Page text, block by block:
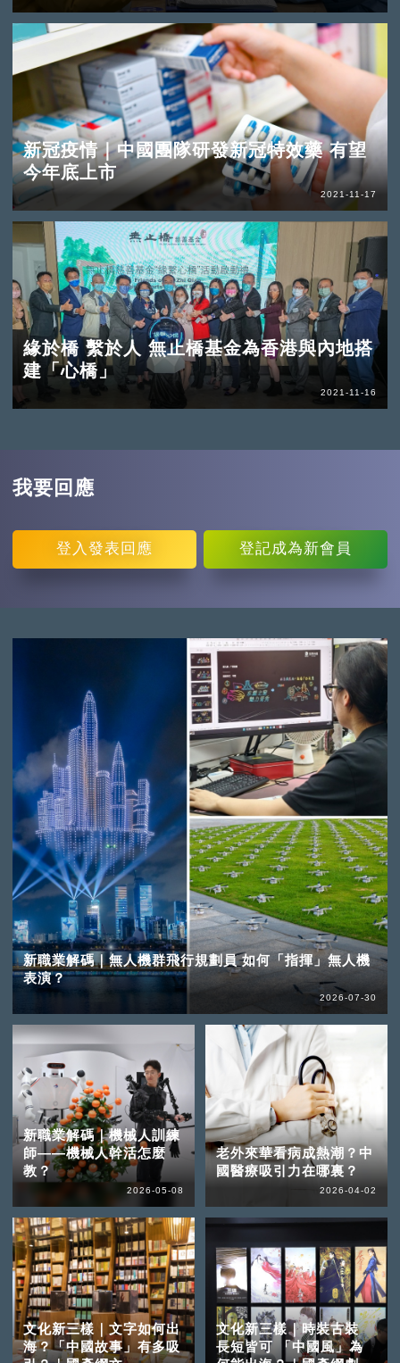
新冠疫情｜中國團隊研發新冠特效藥 有望
今年底上市
2021-11-17
緣於橋 繫於人 無止橋基金為香港與內地搭
建「心橋」
2021-11-16
我要回應
登入 發表回應 登記成為新會員
新職業解碼｜無人機群飛行規劃員 如何「指揮」無人機
表演？
2026-07-30
新職業解碼｜機械人訓練
師——機械人幹活怎麼
教？
2026-05-08
老外來華看病成熱潮？中
國醫療吸引力在哪裏？
2026-04-02
文化新三樣｜文字如何出
海？「中國故事」有多吸
文化新三樣｜時裝古裝
長短皆可 「中國風」為